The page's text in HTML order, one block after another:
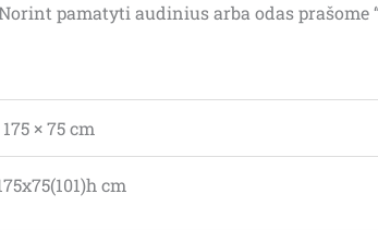
pamatyti audinius arba odas prašome
× 75 cm
cm